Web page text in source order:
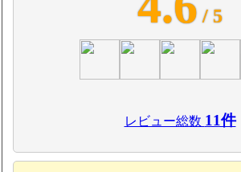
/ 5
レビュー総数 11件